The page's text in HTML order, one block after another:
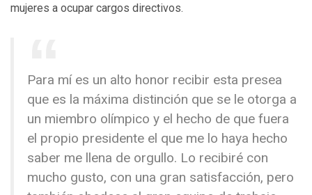
mujeres a ocupar cargos directivos.
Para mí es un alto honor recibir esta presea
que es la máxima distinción que se le otorga a
un miembro olímpico y el hecho de que fuera
el propio presidente el que me lo haya hecho
saber me llena de orgullo. Lo recibiré con
mucho gusto, con una gran satisfacción, pero